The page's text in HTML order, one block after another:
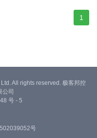
1
All rights reserved. 极客邦控
公司
号 - 5
号